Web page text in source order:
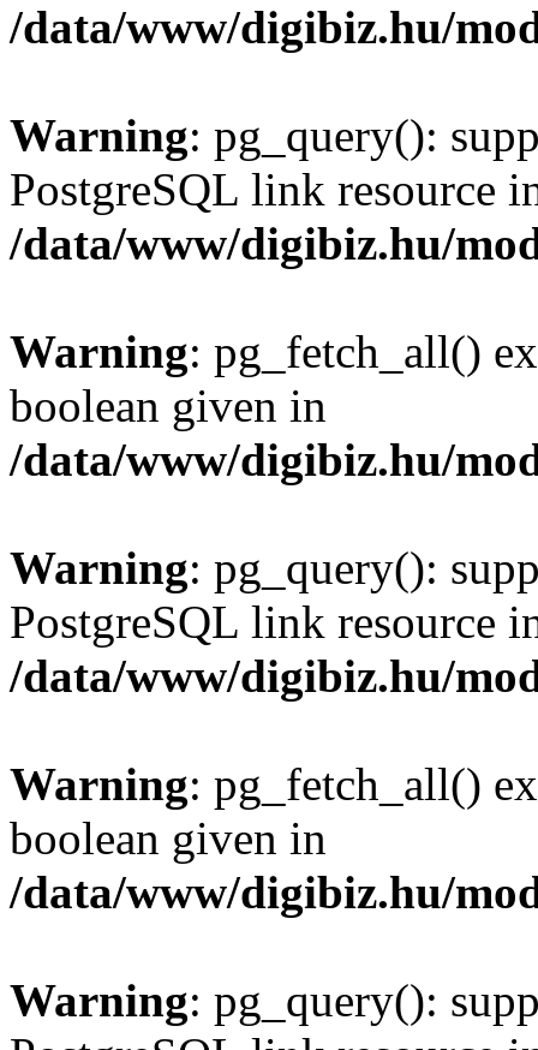
/data/www/digibiz.hu/
Warning: pg_query():
PostgreSQL link resource
/data/www/digibiz.hu/
Warning: pg_fetch_all()
boolean given in
/data/www/digibiz.hu/
Warning: pg_query():
PostgreSQL link resource
/data/www/digibiz.hu/
Warning: pg_fetch_all()
boolean given in
/data/www/digibiz.hu/
Warning: pg_query():